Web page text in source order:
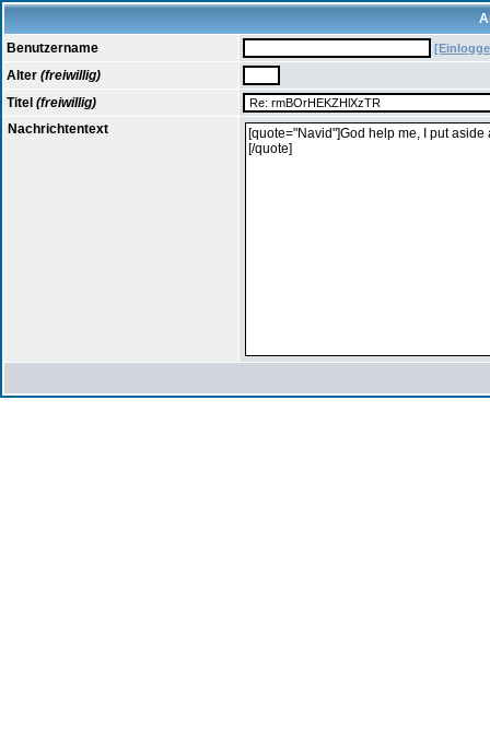
Benutzername
Alter (freiwillig)
Titel (freiwillig)
Nachrichtentext